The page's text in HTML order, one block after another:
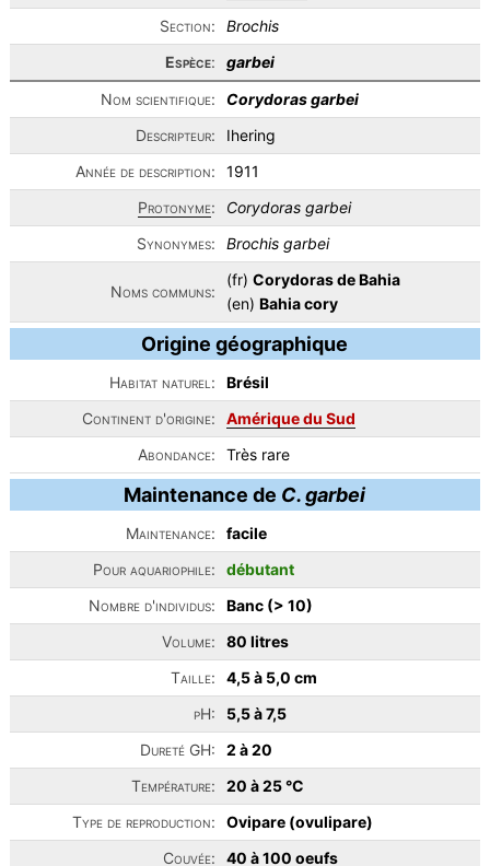
Section:
Brochis
Espèce:
garbei
Nom scientifique:
Corydoras garbei
Descripteur:
Ihering
Année de description:
1911
Protonyme:
Corydoras garbei
Synonymes:
Brochis garbei
Noms communs:
(fr) Corydoras de Bahia
(en) Bahia cory
Origine géographique
Habitat naturel:
Brésil
Continent d'origine:
Amérique du Sud
Abondance:
Très rare
Maintenance de C. garbei
Maintenance:
facile
Pour aquariophile:
débutant
Nombre d'individus:
Banc (> 10)
Volume:
80 litres
Taille:
4,5 à 5,0 cm
pH:
5,5 à 7,5
Dureté GH:
2 à 20
Température:
20 à 25 °C
Type de reproduction:
Ovipare (ovulipare)
Couvée:
40 à 100 oeufs